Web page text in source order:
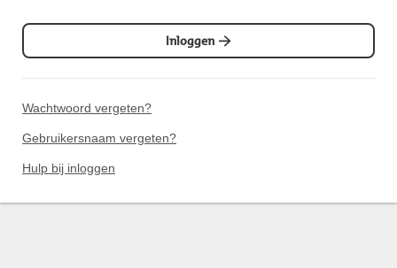
Inloggen
Wachtwoord vergeten?
Gebruikersnaam vergeten?
Hulp bij inloggen